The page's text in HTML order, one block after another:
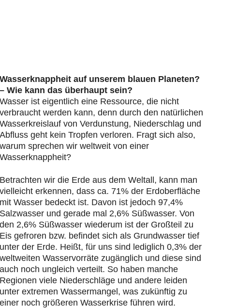
Wasserknappheit auf unserem blauen Planeten?
– Wie kann das überhaupt sein?
Wasser ist eigentlich eine Ressource, die nicht
verbraucht werden kann, denn durch den natürlichen
Wasserkreislauf von Verdunstung, Niederschlag und
Abfluss geht kein Tropfen verloren. Fragt sich also,
warum sprechen wir weltweit von einer
Wasserknappheit?
Betrachten wir die Erde aus dem Weltall, kann man
vielleicht erkennen, dass ca. 71% der Erdoberfläche
mit Wasser bedeckt ist. Davon ist jedoch 97,4%
Salzwasser und gerade mal 2,6% Süßwasser. Von
den 2,6% Süßwasser wiederum ist der Großteil zu
Eis gefroren bzw. befindet sich als Grundwasser tief
unter der Erde. Heißt, für uns sind lediglich 0,3% der
weltweiten Wasservorräte zugänglich und diese sind
auch noch ungleich verteilt. So haben manche
Regionen viele Niederschläge und andere leiden
unter extremen Wassermangel, was zukünftig zu
einer noch größeren Wasserkrise führen wird.